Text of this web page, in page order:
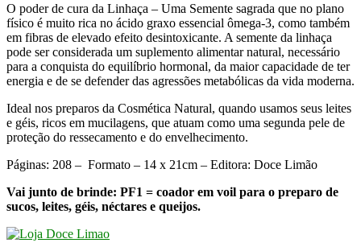
O poder de cura da Linhaça – Uma Semente sagrada que no plano
físico é muito rica no ácido graxo essencial ômega-3, como também
em fibras de elevado efeito desintoxicante. A semente da linhaça
pode ser considerada um suplemento alimentar natural, necessário
para a conquista do equilíbrio hormonal, da maior capacidade de ter
energia e de se defender das agressões metabólicas da vida moderna.
Ideal nos preparos da Cosmética Natural, quando usamos seus leites
e géis, ricos em mucilagens, que atuam como uma segunda pele de
proteção do ressecamento e do envelhecimento.
Páginas: 208 – Formato – 14 x 21cm – Editora: Doce Limão
Vai junto de brinde: PF1 = coador em voil para o preparo de
sucos, leites, géis, néctares e queijos.